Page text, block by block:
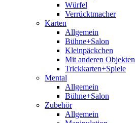
Würfel
Verrücktmacher
Karten
Allgemein
Bühne+Salon
Kleinpäckchen
Mit anderen Objekten
Trickkarten+Spiele
Mental
Allgemein
Bühne+Salon
Zubehör
Allgemein